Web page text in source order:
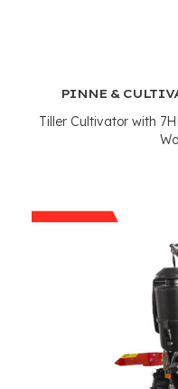
PINNE &
Tiller Cultivator with